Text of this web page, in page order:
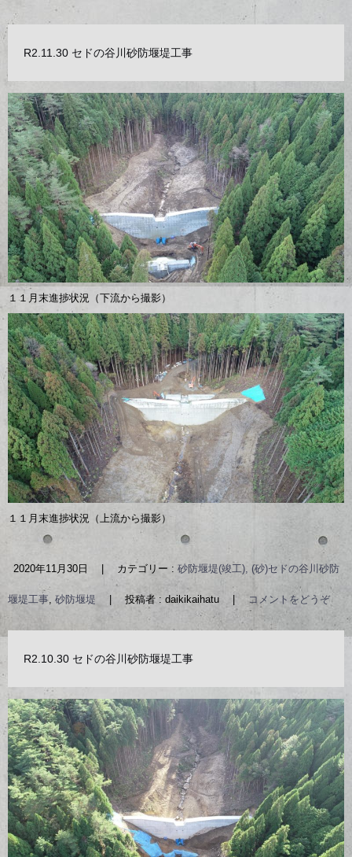
R2.11.30 セドの谷川砂防堰堤工事
１１月末進捗状況（下流から撮影）
１１月末進捗状況（上流から撮影）
2020年11月30日 | カテゴリー : 砂防堰堤(竣工), (砂)セドの谷川砂防
堰堤工事 砂防堰堤 | 投稿者 : daikikaihatu | コメントをどうぞ
R2.10.30 セドの谷川砂防堰堤工事